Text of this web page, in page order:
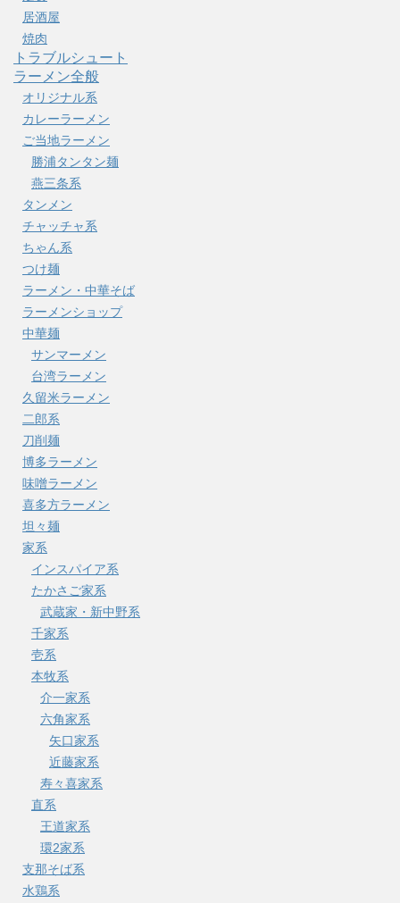
居酒屋
焼肉
トラブルシュート
ラーメン全般
オリジナル系
カレーラーメン
ご当地ラーメン
勝浦タンタン麺
燕三条系
タンメン
チャッチャ系
ちゃん系
つけ麺
ラーメン・中華そば
ラーメンショップ
中華麺
サンマーメン
台湾ラーメン
久留米ラーメン
二郎系
刀削麺
博多ラーメン
味噌ラーメン
喜多方ラーメン
坦々麺
家系
インスパイア系
たかさご家系
武蔵家・新中野系
千家系
壱系
本牧系
介一家系
六角家系
矢口家系
近藤家系
寿々喜家系
直系
王道家系
環2家系
支那そば系
水鶏系